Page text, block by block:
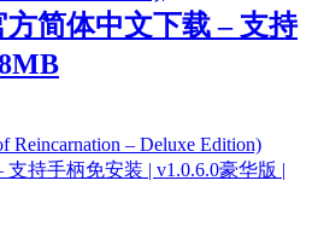
方简体中文下载 – 支持